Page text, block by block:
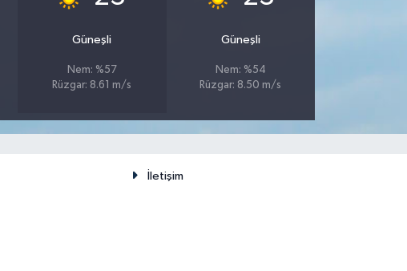
Güneşli
Nem: %57
Rüzgar: 8.61 m/s
Güneşli
Nem: %54
Rüzgar: 8.50 m/s
İletişim